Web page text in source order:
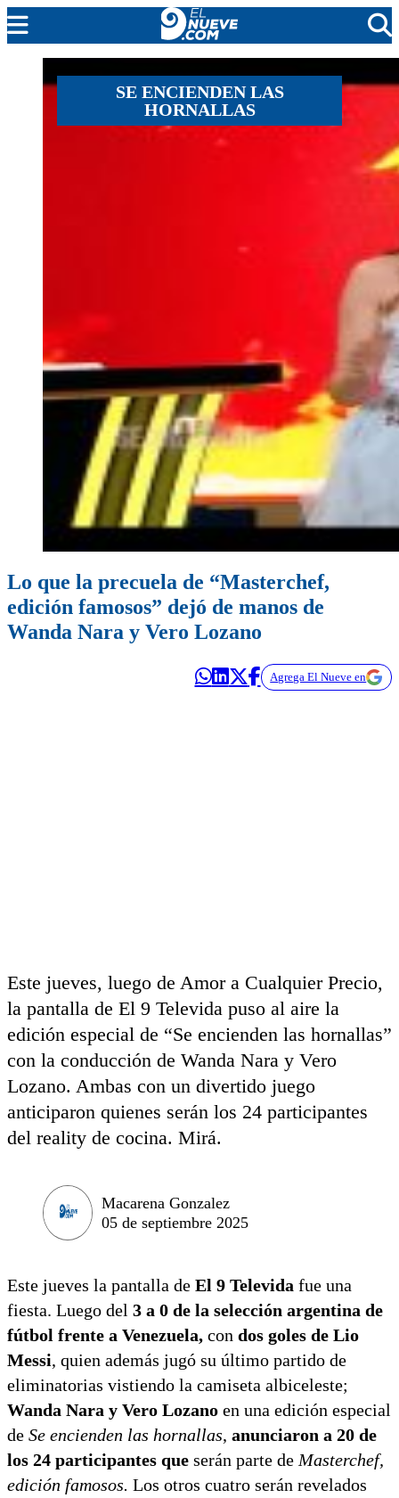
MENDOZA
SE ENCIENDEN LAS
HORNALLAS
Lo que la precuela de “Masterchef,
edición famosos” dejó de manos de
Wanda Nara y Vero Lozano
Agrega El Nueve en
Este jueves, luego de Amor a Cualquier Precio,
la pantalla de El 9 Televida puso al aire la
edición especial de “Se encienden las hornallas”
con la conducción de Wanda Nara y Vero
Lozano. Ambas con un divertido juego
anticiparon quienes serán los 24 participantes
del reality de cocina. Mirá.
Macarena Gonzalez
05 de septiembre 2025
Este jueves la pantalla de El 9 Televida fue una
fiesta. Luego del 3 a 0 de la selección argentina de
fútbol frente a Venezuela, con dos goles de Lio
Messi, quien además jugó su último partido de
eliminatorias vistiendo la camiseta albiceleste;
Wanda Nara y Vero Lozano en una edición especial
de Se encienden las hornallas, anunciaron a 20 de
los 24 participantes que serán parte de Masterchef,
edición famosos. Los otros cuatro serán revelados